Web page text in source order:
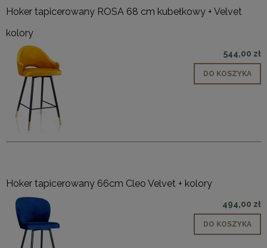
Hoker tapicerowany ROSA 68 cm kubełkowy + Velvet
kolory
544,00 zł
DO KOSZYKA
Hoker tapicerowany 66cm Cleo Velvet + kolory
494,00 zł
DO KOSZYKA